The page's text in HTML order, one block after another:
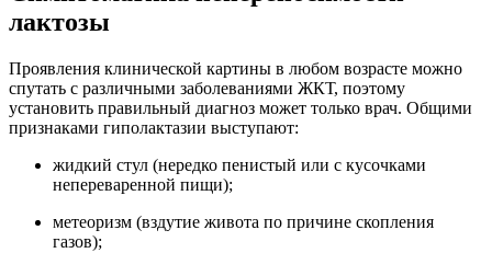
лактозы
Проявления клинической картины в любом возрасте можно
спутать с различными заболеваниями ЖКТ, поэтому
установить правильный диагноз может только врач. Общими
признаками гиполактазии выступают:
жидкий стул (нередко пенистый или с кусочками
непереваренной пищи);
метеоризм (вздутие живота по причине скопления
газов);